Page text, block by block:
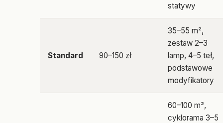
statywy
Standard 90–150 zł
35–55 m²,
zestaw 2–3
lamp, 4–5 teł,
podstawowe
modyfikatory
60–100 m²,
cyklorama 3–5